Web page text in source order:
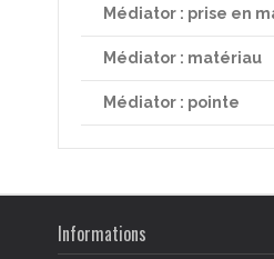
Médiator : prise en
Médiator : matériau
Médiator : pointe
Informations